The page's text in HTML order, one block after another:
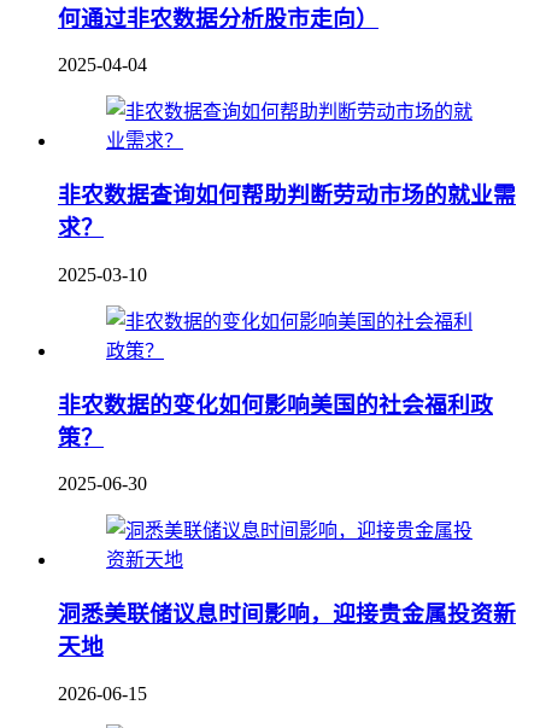
何通过非农数据分析股市走向）
2025-04-04
非农数据查询如何帮助判断劳动市场的就业需
求？
2025-03-10
非农数据的变化如何影响美国的社会福利政
策？
2025-06-30
洞悉美联储议息时间影响，迎接贵金属投资新
天地
2026-06-15